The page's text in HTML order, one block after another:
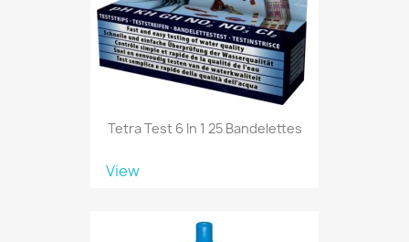
Tetra Test 6 In 1 25 Bandelettes
View